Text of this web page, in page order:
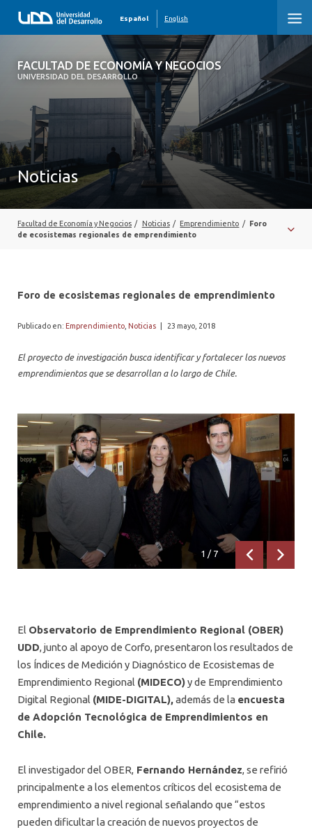
FACULTAD DE ECONOMÍA Y NEGOCIOS
UNIVERSIDAD DEL DESARROLLO
Español English
FACULTAD DE ECONOMÍA Y NEGOCIOS
QUIÉNES SOMOS
PREGRADO
POSTGRADO
EDUCACIÓN EJECUTIVA
Noticias
Facultad de Economía y Negocios / Noticias / Emprendimiento /
Foro
de ecosistemas regionales de emprendimiento
Foro de ecosistemas regionales de emprendimiento
Publicado en: Emprendimiento Noticias 23 mayo, 2018
El proyecto de investigación busca identificar y fortalecer los nuevos
emprendimientos que se desarrollan a lo largo de Chile.
1 / 7
Anterior
El Observatorio de Emprendimiento Regional (OBER)
UDD, junto al apoyo de Corfo, presentaron los resultados de
los Índices de Medición y Diagnóstico de Ecosistemas de
Emprendimiento Regional (MIDECO)y de Emprendimiento
Digital Regional (MIDE-DIGITAL),además de la encuesta
de Adopción Tecnológica de Emprendimientos en
Chile.
El investigador del OBER, Fernando Hernández, se refirió
principalmente a los elementos críticos del ecosistema de
emprendimiento a nivel regional señalando que “estos
pueden dificultar la creación de nuevos proyectos de